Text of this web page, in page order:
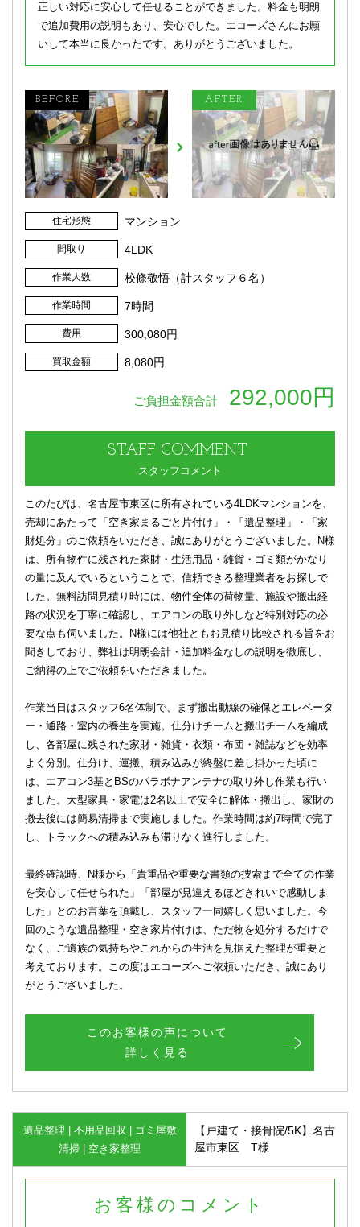
正しい対応に安心して任せることができました。料金も明朗
で追加費用の説明もあり、安心でした。エコーズさんにお願
いして本当に良かったです。ありがとうございました。
住宅形態 マンション
間取り 4LDK
作業人数 校條敬悟（計スタッフ６名）
作業時間 7時間
費用 300,080円
買取金額 8,080円
ご負担金額合計 292,000円
STAFF COMMENT
スタッフコメント
このたびは、名古屋市東区に所有されている4LDKマンションを、
売却にあたって「空き家まるごと片付け」・「遺品整理」・「家
財処分」のご依頼をいただき、誠にありがとうございました。N様
は、所有物件に残された家財・生活用品・雑貨・ゴミ類がかなり
の量に及んでいるということで、信頼できる整理業者をお探しで
した。無料訪問見積り時には、物件全体の荷物量、施設や搬出経
路の状況を丁寧に確認し、エアコンの取り外しなど特別対応の必
要な点も伺いました。N様には他社ともお見積り比較される旨をお
聞きしており、弊社は明朗会計・追加料金なしの説明を徹底し、
ご納得の上でご依頼をいただきました。
作業当日はスタッフ6名体制で、まず搬出動線の確保とエレベータ
ー・通路・室内の養生を実施。仕分けチームと搬出チームを編成
し、各部屋に残された家財・雑貨・衣類・布団・雑誌などを効率
よく分別。仕分け、運搬、積み込みが終盤に差し掛かった頃に
は、エアコン3基とBSのパラボナアンテナの取り外し作業も行い
ました。大型家具・家電は2名以上で安全に解体・搬出し、家財の
撤去後には簡易清掃まで実施しました。作業時間は約7時間で完了
し、トラックへの積み込みも滞りなく進行しました。
最終確認時、N様から「貴重品や重要な書類の捜索まで全ての作業
を安心して任せられた」「部屋が見違えるほどきれいで感動しま
した」とのお言葉を頂戴し、スタッフ一同嬉しく思いました。今
回のような遺品整理・空き家片付けは、ただ物を処分するだけで
なく、ご遺族の気持ちやこれからの生活を見据えた整理が重要と
考えております。この度はエコーズへご依頼いただき、誠にあり
がとうございました。
このお客様の声について
詳しく見る
遺品整理 | 不用品回収 | ゴミ屋敷
清掃 | 空き家整理
【戸建て・接骨院/5K】名古
屋市東区 T様
お客様のコメント